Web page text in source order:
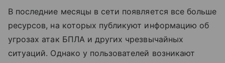
В последние месяцы в сети появляется все больше
ресурсов, на которых публикуют информацию об
угрозах атак БПЛА и других чрезвычайных
ситуаций. Однако у пользователей возникают